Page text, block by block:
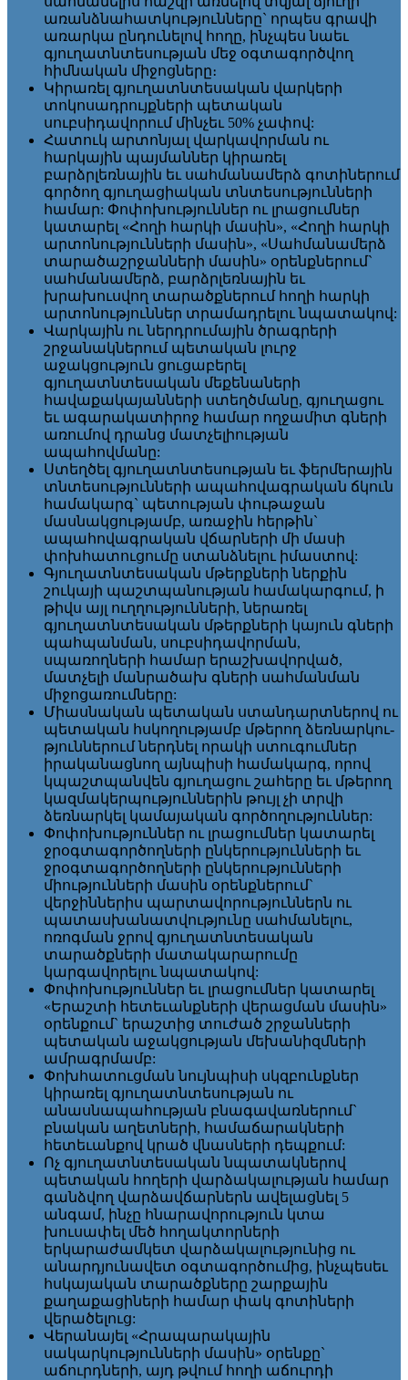
առանձնահատկությունները` որպես գրավի
առարկա ընդունելով հողը, ինչպես նաեւ
գյուղատնտեսության մեջ օգտագործվող
հիմնական միջոցները։
Կիրառել գյուղատնտեսական վարկերի
տոկոսադրույքների պետական
սուբսիդավորում մինչեւ 50% չափով:
Հատուկ արտոնյալ վարկավորման ու
հարկային պայմաններ կիրառել
բարձրլեռնային եւ սահմանամերձ գոտիներում
գործող գյուղացիական տնտեսությունների
համար: Փոփոխություններ ու լրացումներ
կատարել «Հողի հարկի մասին», «Հողի հարկի
արտոնությունների մասին», «Սահմանամերձ
տարածաշրջանների մասին» օրենքներում`
սահմանամերձ, բարձրլեռնային եւ
խրախուսվող տարածքներում հողի հարկի
արտոնություններ տրամադրելու նպատակով:
Վարկային ու ներդրումային ծրագրերի
շրջանակներում պետական լուրջ
աջակցություն ցուցաբերել
գյուղատնտեսական մեքենաների
հավաքակայանների ստեղծմանը, գյուղացու
եւ ագարակատիրոջ համար ողջամիտ գների
առումով դրանց մատչելիության
ապահովմանը:
Ստեղծել գյուղատնտեսության եւ ֆերմերային
տնտեսությունների ապահովագրական ճկուն
համակարգ` պետության փութաջան
մասնակցությամբ, առաջին հերթին`
ապահովագրական վճարների մի մասի
փոխհատուցումը ստանձնելու իմաստով:
Գյուղատնտեսական մթերքների ներքին
շուկայի պաշտպանության համակարգում, ի
թիվս այլ ուղղությունների, ներառել
գյուղատնտեսական մթերքների կայուն գների
պահպանման, սուբսիդավորման,
սպառողների համար երաշխավորված,
մատչելի մանրածախ գների սահմանման
միջոցառումները:
Միասնական պետական ստան­դարտ­ներով ու
պետա­կան հսկո­ղությամբ մթերող ձեռնարկու­
թյուն­ներում ներդնել որակի ստու­գում­ներ
իրականացնող այնպիսի համակարգ, որով
կպաշտպանվեն գյուղացու շահերը եւ մթե­րող
կազ­մա­­կեր­պու­թյուն­ներին թույլ չի տրվի
ձեռնարկել կամայական գործողու­թյուն­ներ:
Փոփոխություններ ու լրացումներ կատարել
ջրօգտագործողների ընկերությունների եւ
ջրօգտագործողների ընկերությունների
միությունների մասին օրենքներում`
վերջիններիս պարտավորություններն ու
պատասխանատվությունը սահմանելու,
ոռոգման ջրով գյուղատնտեսական
տարածքների մատակարարումը
կարգավորելու նպատակով:
Փոփոխություններ եւ լրացումներ կատարել
«Երաշտի հետեւանքների վերացման մասին»
օրենքում` երաշտից տուժած շրջանների
պետական աջակցության մեխանիզմների
ամրագրմամբ:
Փոխհատուցման նույնպիսի սկզբունքներ
կիրառել գյուղատնտեսության ու
անասնապահության բնագավառներում`
բնական աղետների, համաճարակների
հետեւանքով կրած վնասների դեպքում:
Ոչ գյուղատնտեսական նպատակներով
պետական հողերի վարձակալության համար
գանձվող վարձավճարներն ավելացնել 5
անգամ, ինչը հնարավորություն կտա
խուսափել մեծ հողակտորների
երկարաժամկետ վարձակալությունից ու
անարդյունավետ օգտագործումից, ինչպեսեւ
հսկայական տարածքները շարքային
քաղաքացիների համար փակ գոտիների
վերածելուց:
Վերանայել «Հրապարակային
սակարկությունների մասին» օրենքը`
աճուրդների, այդ թվում հողի աճուրդի